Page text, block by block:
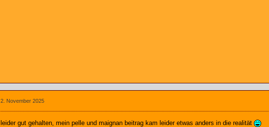
2. November 2025
leider gut gehalten, mein pelle und maignan beitrag kam leider etwas anders in die realität